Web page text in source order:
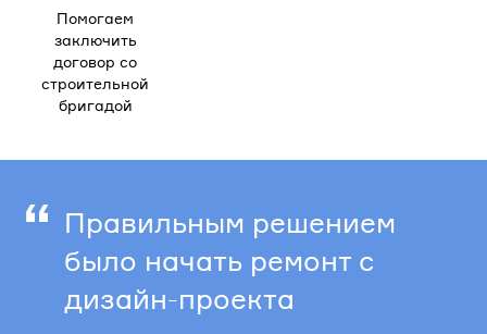
Помогаем
заключить
договор со
строительной
бригадой
“ Правильным решением
было начать ремонт с
дизайн-проекта